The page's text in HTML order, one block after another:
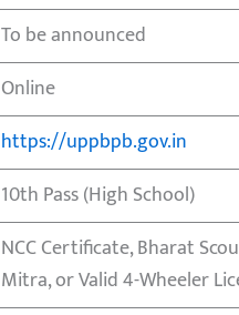
To be announced
Online
https://uppbpb.gov.in
10th Pass (High School)
NCC Certificate, Bharat
Mitra, or Valid 4-Wheeler